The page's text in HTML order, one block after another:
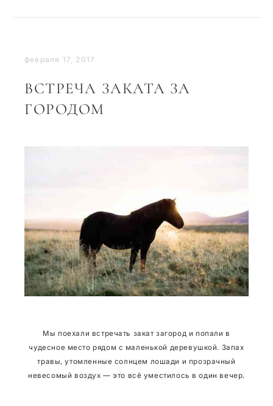
ВСТРЕЧА ЗАКАТА ЗА
ГОРОДОМ
февраля 17, 2017
Мы поехали встречать закат загород и попали в
чудесное место рядом с маленькой деревушкой. Запах
травы, утомленные солнцем лошади и прозрачный
невесомый воздух — это всё уместилось в один вечер.